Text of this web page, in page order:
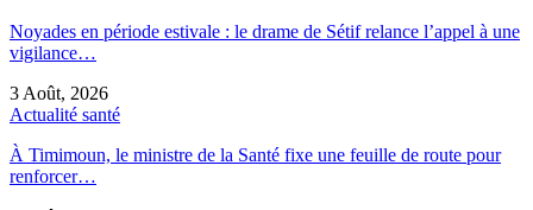
Noyades en période estivale : le drame de Sétif relance l’appel à une
vigilance…
3 Août, 2026
Actualité santé
À Timimoun, le ministre de la Santé fixe une feuille de route pour
renforcer…